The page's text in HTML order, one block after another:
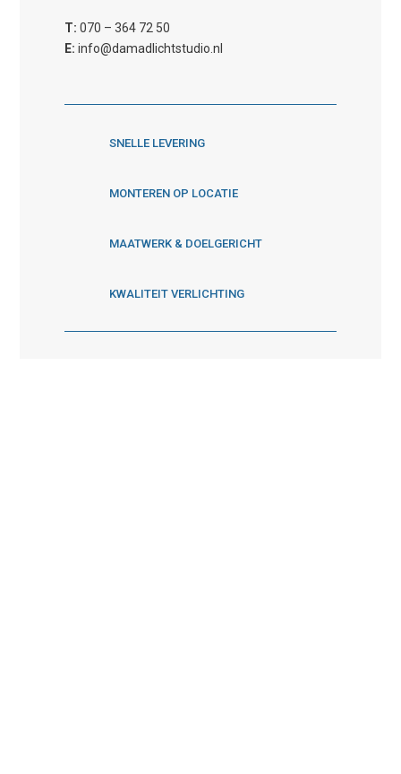
T: 070 – 364 72 50
E: info@damadlichtstudio.nl
SNELLE LEVERING
MONTEREN OP LOCATIE
MAATWERK & DOELGERICHT
KWALITEIT VERLICHTING